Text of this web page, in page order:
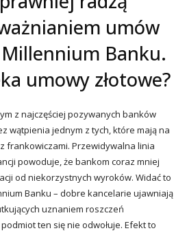
umów
Banku.
umowy złotowe?
z najczęściej pozywanych banków
wątpienia jednym z tych, które mają na
frankowiczami. Przewidywalna linia
powoduje, że bankom coraz mniej
od niekorzystnych wyroków. Widać to
Banku – dobre kancelarie ujawniają
uznaniem roszczeń
ten się nie odwołuje. Efekt to